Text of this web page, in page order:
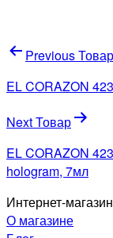
Навигация
по
записям
Previous Товар
EL CORAZON
Next Товар
EL CORAZON
hologram, 7мл
Интернет-магазин
О магазине